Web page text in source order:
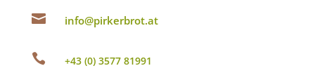
 info@pirkerbrot.at
 +43 (0) 3577 81991